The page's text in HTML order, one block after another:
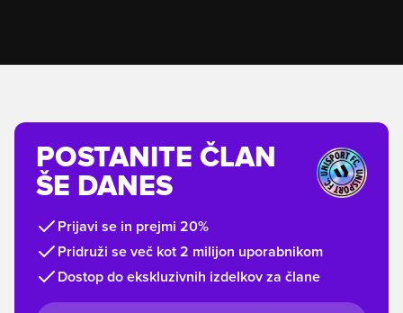
POSTANITE ČLAN
ŠE DANES
Prijavi se in prejmi 20%
Pridruži se več kot 2 milijon uporabnikom
Dostop do ekskluzivnih izdelkov za člane